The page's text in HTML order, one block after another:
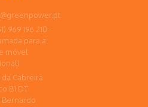
969 196 210 -
para a
móvel
da Cabreira
B1 DT
Bernardo